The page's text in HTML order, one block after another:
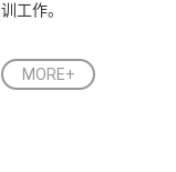
训工作。
MORE+